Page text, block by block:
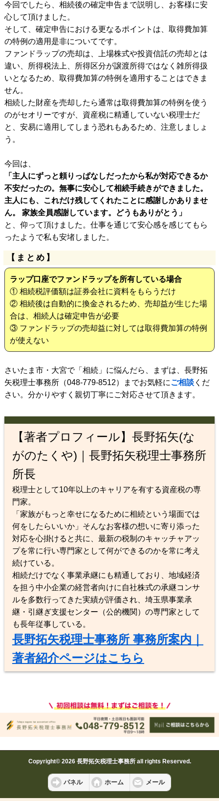
今回でしたら、相続後の確定申告まで説明し、お客様に安
心して頂けました。
そして、確定申告における更なるポイントは、取得費加算
の特例の適用是非についてです。
ファンドラップの売却は、上場株式や投資信託の売却とは
違い、所得税法上、所得区分が譲渡所得ではなく雑所得扱
いとなるため、取得費加算の特例を適用することはできま
せん。
相続した財産を売却したら通常は取得費加算の特例を使う
のがセオリーですが、資産税に精通していない税理士だ
と、安易に適用してしまう恐れもあるため、注意しましょ
う。
今回は、
「主人にずっと頼りっぱなしだったから私が対応できるか
不安だったの。無事に安心して相続手続きができました。
主人にも、これだけ残してくれたことに感謝しかありませ
ん。 家族全員感謝しています。どうもありがとう」
と、仰って頂けました。仕事を通じて安心感を感じてもら
ったようで私も安堵しました。
【まとめ】
ラップ口座でファンドラップを所有している場合
① 相続税評価額は証券会社に資料をもらうだけ
② 相続後は自動的に換金されるため、売却益が生じた場
合は、相続人は確定申告が必要
③ ファンドラップの売却益に対しては取得費加算の特例
が使えない
さいたま市・大宮で「相続」に悩んだら、まずは、長野拓
矢税理士事務所（048-779-8512）までお気軽にご相談くだ
さい。分かりやすく親切丁寧にご対応させて頂きます。
【著者プロフィール】長野拓矢(な
がのたくや)｜長野拓矢税理士事務所
所長
税理士として10年以上のキャリアを有する資産税の専
門家。
「家族がもっと幸せになるために相続という場面では
何をしたらいいか」そんなお客様の想いに寄り添った
対応を心掛けると共に、最新の税制のキャッチャアッ
プを常に行い専門家として何ができるのかを常に考え
続けている。
相続だけでなく事業承継にも精通しており、地域経済
を担う中小企業の経営者向けに自社株式の承継コンサ
ルを多数行ってきた実績が評価され、埼玉県事業承
継・引継ぎ支援センター（公的機関）の専門家として
も長年従事している。
長野拓矢税理士事務所 事務所案内｜
著者紹介ページはこちら
Copyright© 2026 長野拓矢税理士事務所 all rights Reserved.
パネル ホーム メール